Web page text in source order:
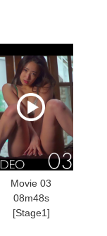
Movie 03
08m48s
[Stage1]